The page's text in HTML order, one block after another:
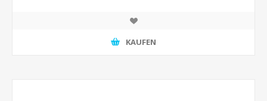
KAUFEN